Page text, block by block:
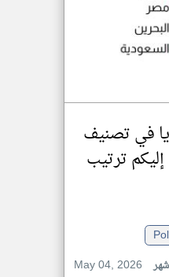
في تصنيف
ترتيب
May 04, 2026